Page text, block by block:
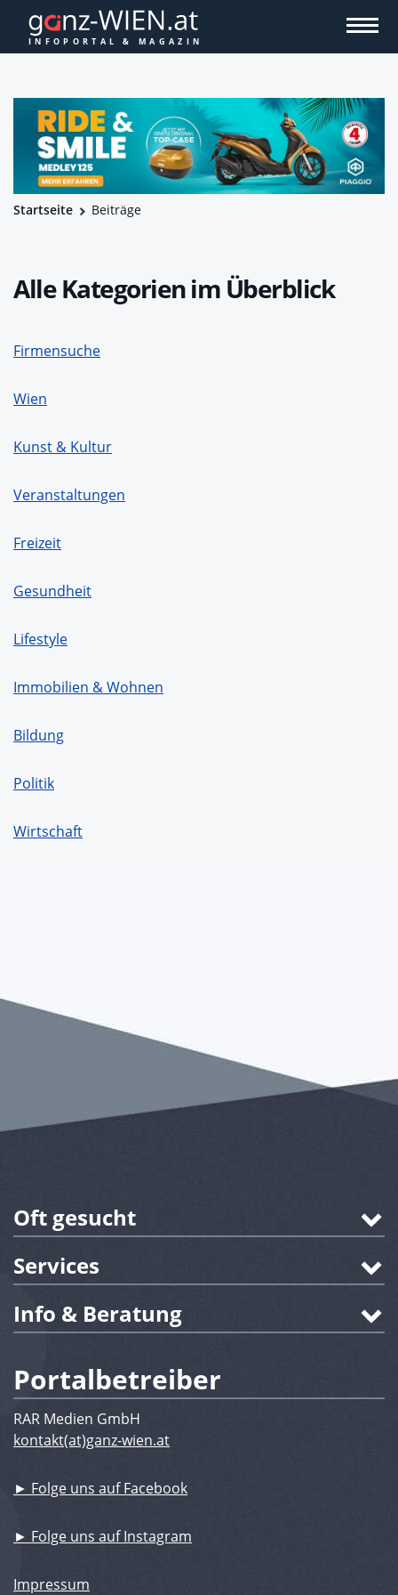
Startseite Beiträge
Alle Kategorien im Überblick
Firmensuche
Wien
Kunst & Kultur
Veranstaltungen
Freizeit
Gesundheit
Lifestyle
Immobilien & Wohnen
Bildung
Politik
Wirtschaft
Oft gesucht
Services
Info & Beratung
Portalbetreiber
RAR Medien GmbH
kontakt(at)ganz-wien.at
► Folge uns auf Facebook
► Folge uns auf Instagram
Impressum